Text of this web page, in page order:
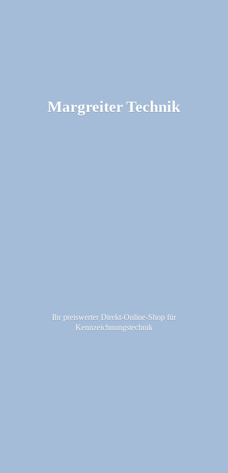
Margreiter Technik
Ihr preiswerter Direkt-Online-Shop für
Kennzeichnungstechnik